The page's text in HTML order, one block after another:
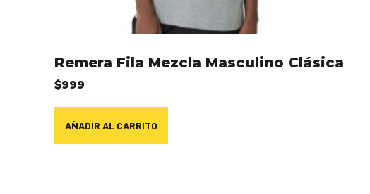
Remera Fila Mezcla Masculino Clásica
$999
AÑADIR AL CARRITO